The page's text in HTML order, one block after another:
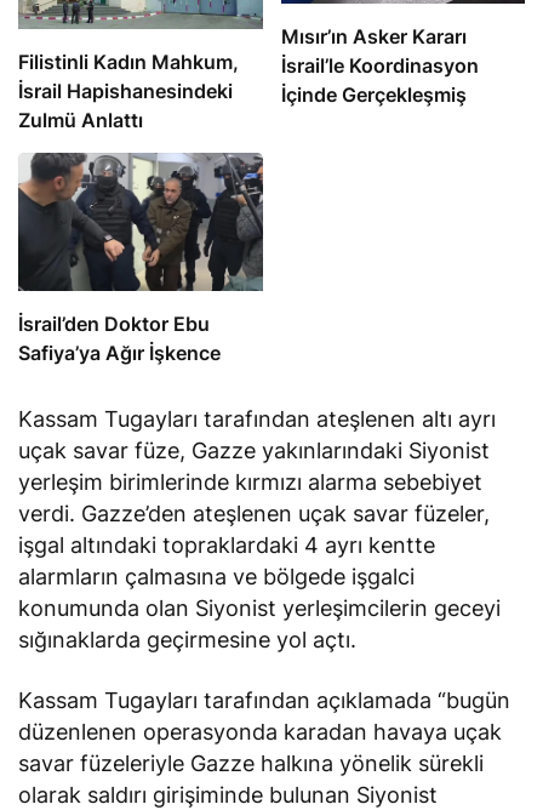
Filistinli Kadın Mahkum,
İsrail Hapishanesindeki
Zulmü Anlattı
Mısır’ın Asker Kararı
İsrail’le Koordinasyon
İçinde Gerçekleşmiş
İsrail’den Doktor Ebu
Safiya’ya Ağır İşkence
Kassam Tugayları tarafından ateşlenen altı ayrı
uçak savar füze, Gazze yakınlarındaki Siyonist
yerleşim birimlerinde kırmızı alarma sebebiyet
verdi. Gazze’den ateşlenen uçak savar füzeler,
işgal altındaki topraklardaki 4 ayrı kentte
alarmların çalmasına ve bölgede işgalci
konumunda olan Siyonist yerleşimcilerin geceyi
sığınaklarda geçirmesine yol açtı.
Kassam Tugayları tarafından açıklamada “bugün
düzenlenen operasyonda karadan havaya uçak
savar füzeleriyle Gazze halkına yönelik sürekli
olarak saldırı girişiminde bulunan Siyonist